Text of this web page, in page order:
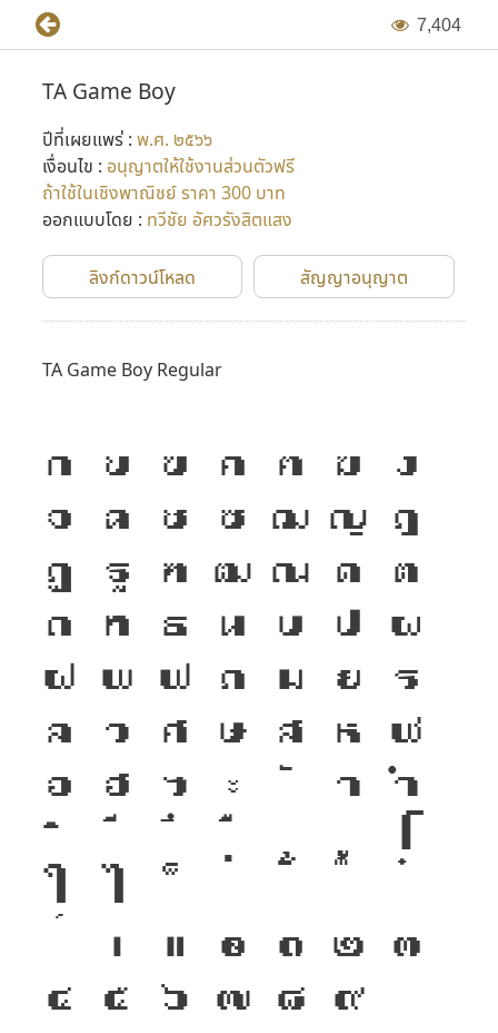
7,404
TA Game Boy
ปีที่เผยแพร่ : พ.ศ. ๒๕๖๖
เงื่อนไข : อนุญาตให้ใช้งานส่วนตัวฟรี
ถ้าใช้ในเชิงพาณิชย์ ราคา 300 บาท
ออกแบบโดย : ทวีชัย อัศวรังสิตแสง
ลิงก์ดาวน์โหลด สัญญาอนุญาต
TA Game Boy Regular
ก ข ฃ ค ฅ ฆ ง
จ ฉ ช ซ ฌ ญ ฎ
ฏ ฐ ฑ ฒ ณ ด ต
ถ ท ธ น บ ป ผ
ฝ พ ฟ ภ ม ย ร
ล ว ศ ษ ส ห ฬ
อ ฮ ฯ ะ า ำ
โ
ใ ไ
เ แ ๐ ๑ ๒ ๓
๔ ๕ ๖ ๗ ๘ ๙